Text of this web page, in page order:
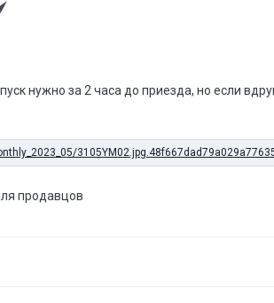
нужно за 2 часа до приезда, но если
продавцов